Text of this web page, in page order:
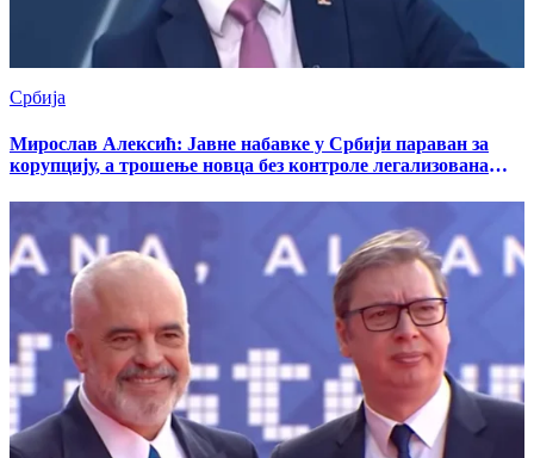
Србија
Мирослав Алексић: Јавне набавке у Србији параван за
корупцију, а трошење новца без контроле легализована